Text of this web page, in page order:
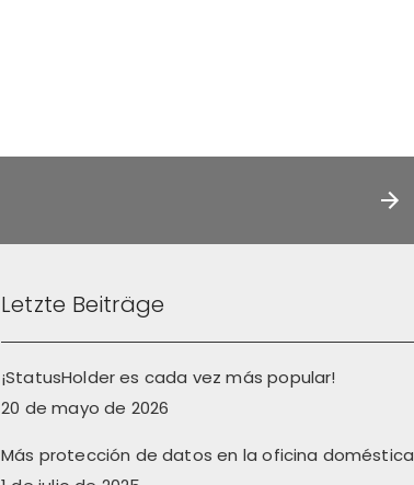
Letzte Beiträge
¡StatusHolder es cada vez más popular!
20 de mayo de 2026
Más protección de datos en la oficina doméstica